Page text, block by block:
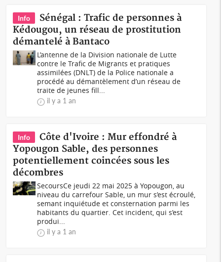
Info
Sénégal : Trafic de personnes à
Kédougou, un réseau de prostitution
démantelé à Bantaco
L’antenne de la Division nationale de Lutte
contre le Trafic de Migrants et pratiques
assimilées (DNLT) de la Police nationale a
procédé au démantèlement d’un réseau de
traite de jeunes fill...
il y a 1 an
Info
Côte d'Ivoire : Mur effondré à
Yopougon Sable, des personnes
potentiellement coincées sous les
décombres
SecoursCe jeudi 22 mai 2025 à Yopougon, au
niveau du carrefour Sable, un mur s’est écroulé,
semant inquiétude et consternation parmi les
habitants du quartier. Cet incident, qui s’est
produi...
il y a 1 an